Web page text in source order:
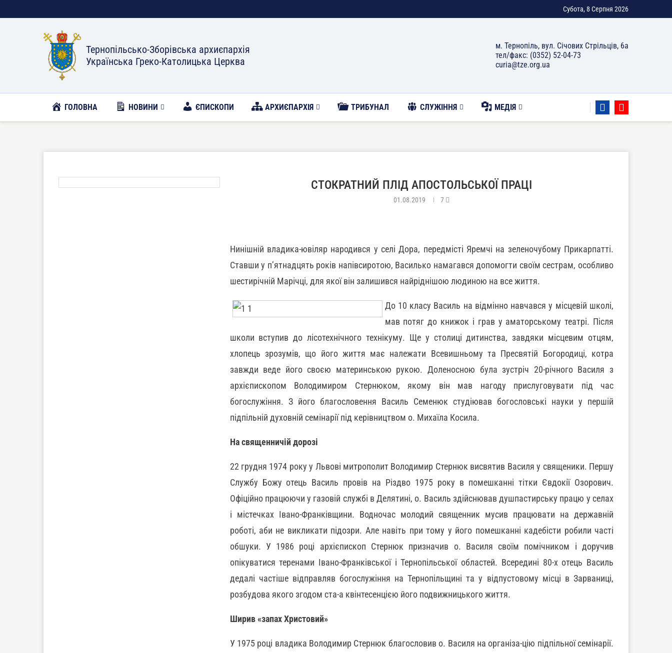
Субота, 8 Серпня 2026
Тернопільсько-Зборівська архиєпархія
Українська Греко-Католицька Церква
м. Тернопіль, вул. Січових Стрільців, 6а
тел/факс: (0352) 52-04-73
curia@tze.org.ua
ГОЛОВНА НОВИНИ ЄПИСКОПИ АРХИЄПАРХІЯ ТРИБУНАЛ CЛУЖІННЯ МЕДІЯ
СТОКРАТНИЙ ПЛІД АПОСТОЛЬСЬКОЇ ПРАЦІ
01.08.2019 7
Нинішній владика-ювіляр народився у селі Дора, передмісті Яремчі на зеленочубому Прикарпатті.
Ставши у п’ятнадцять років напівсиротою, Василько намагався допомогти своїм сестрам, особливо
шестирічній Марічці, для якої він залишився найріднішою людиною на все життя.
До 10 класу Василь на відмінно навчався у місцевій школі,
мав потяг до книжок і грав у аматорському театрі. Після
школи вступив до лісотехнічного технікуму. Ще у столиці дитинства, завдяки місцевим отцям,
хлопець зрозумів, що його життя має належати Всевишньому та Пресвятій Богородиці, котра
завжди веде його своєю материнською рукою. Доленосною була зустріч 20-річного Василя з
архієпископом Володимиром Стернюком, якому він мав нагоду прислуговувати під час
богослужіння. З його благословення Василь Семенюк студіював богословські науки у першій
підпільній духовній семінарії під керівництвом о. Михаїла Косила.
На священничій дорозі
22 грудня 1974 року у Львові митрополит Володимир Стернюк висвятив Василя у священики. Першу
Службу Божу отець Василь провів на Різдво 1975 року в помешканні тітки Євдокії Озорович.
Офіційно працюючи у газовій службі в Делятині, о. Василь здійснював душпастирську працю у селах
і містечках Івано-Франківщини. Водночас молодий священник мусив працювати на державній
роботі, аби не викликати підозри. Але навіть при тому у його помешканні кадебісти робили часті
обшуки. У 1986 році архієпископ Стернюк призначив о. Василя своїм помічником і доручив
опікуватися теренами Івано-Франківської і Тернопільської областей. Всередині 80-х отець Василь
дедалі частіше відправляв богослужіння на Тернопільщині та у відпустовому місці в Зарваниці,
розбудова якого згодом ста-а квінтесенцією його подвижницького життя.
Ширив «запах Христовий»
У 1975 році владика Володимир Стернюк благословив о. Василя на організа-цію підпільної семінарії.